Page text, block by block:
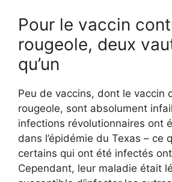
Pour le vaccin
rougeole, deux
qu’un
Peu de vaccins, dont le vaccin
rougeole, sont absolument
infections révolutionnaires ont
dans l’épidémie du Texas – ce
certains qui ont été infectés
Cependant, leur maladie était